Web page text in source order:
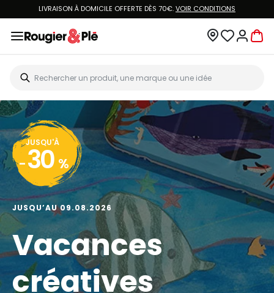
LIVRAISON À DOMICILE OFFERTE DÈS 70€.VOIR CONDITIONS
JUSQU'À
- 30 %
JUSQU’AU 09.08.2026
Vacances
créatives